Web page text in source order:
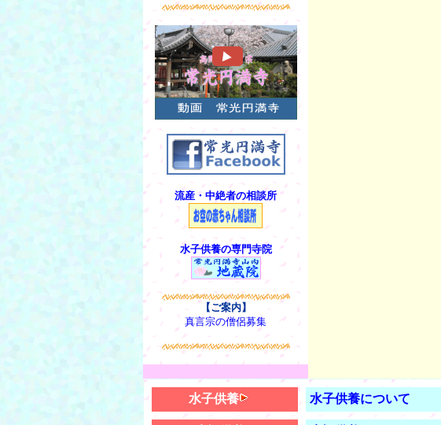
流産・中絶者の相談所
水子供養の専門寺院
【ご案内】
真言宗の僧侶募集
水子供養 水子供養について